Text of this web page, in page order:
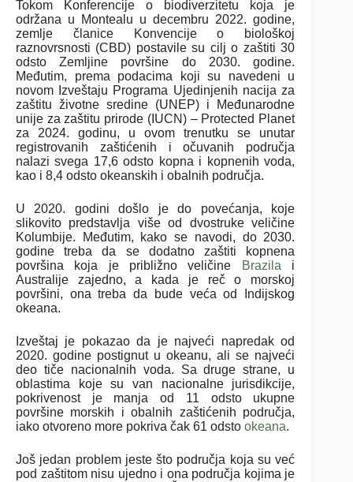
Tokom Konferencije o biodiverzitetu koja je
održana u Montealu u decembru 2022. godine,
zemlje članice Konvencije o biološkoj
raznovrsnosti (CBD) postavile su cilj o zaštiti 30
odsto Zemljine površine do 2030. godine.
Međutim, prema podacima koji su navedeni u
novom Izveštaju Programa Ujedinjenih nacija za
zaštitu životne sredine (UNEP) i Međunarodne
unije za zaštitu prirode (IUCN) – Protected Planet
za 2024. godinu, u ovom trenutku se unutar
registrovanih zaštićenih i očuvanih područja
nalazi svega 17,6 odsto kopna i kopnenih voda,
kao i 8,4 odsto okeanskih i obalnih područja.
U 2020. godini došlo je do povećanja, koje
slikovito predstavlja više od dvostruke veličine
Kolumbije. Međutim, kako se navodi, do 2030.
godine treba da se dodatno zaštiti kopnena
površina koja je približno veličine
Brazila i
Australije zajedno, a kada je reč o morskoj
površini, ona treba da bude veća od Indijskog
okeana.
Izveštaj je pokazao da je najveći napredak od
2020. godine postignut u okeanu, ali se najveći
deo tiče nacionalnih voda. Sa druge strane, u
oblastima koje su van nacionalne jurisdikcije,
pokrivenost je manja od 11 odsto ukupne
površine morskih i obalnih zaštićenih područja,
iako otvoreno more pokriva čak 61 odsto okeana.
Još jedan problem jeste što područja koja su već
pod zaštitom nisu ujedno i ona područja kojima je